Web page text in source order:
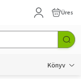
Üres
Könyv